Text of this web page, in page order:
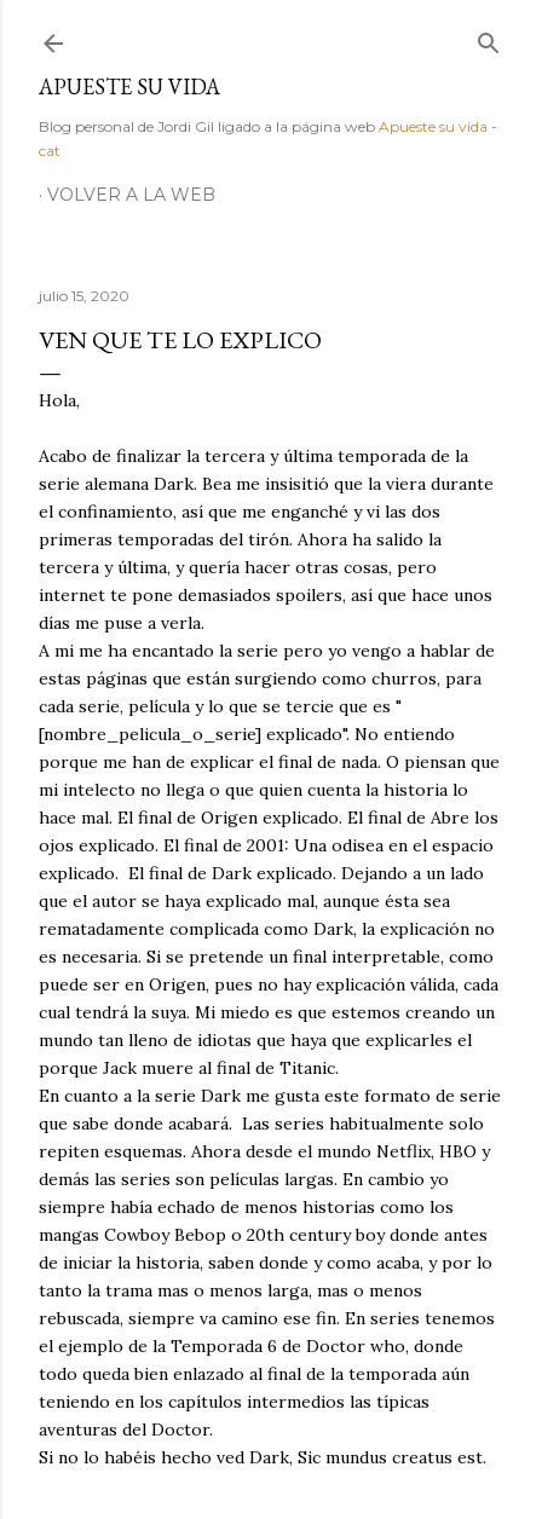
APUESTE SU VIDA
Blog personal de Jordi Gil ligado a la página web Apueste su vida -
cat
VOLVER A LA WEB
julio 15, 2020
VEN QUE TE LO EXPLICO
Hola,
Acabo de finalizar la tercera y última temporada de la
serie alemana Dark. Bea me insisitió que la viera durante
el confinamiento, así que me enganché y vi las dos
primeras temporadas del tirón. Ahora ha salido la
tercera y última, y quería hacer otras cosas, pero
internet te pone demasiados spoilers, así que hace unos
días me puse a verla.
A mi me ha encantado la serie pero yo vengo a hablar de
estas páginas que están surgiendo como churros, para
cada serie, película y lo que se tercie que es "
[nombre_pelicula_o_serie] explicado". No entiendo
porque me han de explicar el final de nada. O piensan que
mi intelecto no llega o que quien cuenta la historia lo
hace mal. El final de Origen explicado. El final de Abre los
ojos explicado. El final de 2001: Una odisea en el espacio
explicado. El final de Dark explicado. Dejando a un lado
que el autor se haya explicado mal, aunque ésta sea
rematadamente complicada como Dark, la explicación no
es necesaria. Si se pretende un final interpretable, como
puede ser en Origen, pues no hay explicación válida, cada
cual tendrá la suya. Mi miedo es que estemos creando un
mundo tan lleno de idiotas que haya que explicarles el
porque Jack muere al final de Titanic.
En cuanto a la serie Dark me gusta este formato de serie
que sabe donde acabará. Las series habitualmente solo
repiten esquemas. Ahora desde el mundo Netflix, HBO y
demás las series son películas largas. En cambio yo
siempre había echado de menos historias como los
mangas Cowboy Bebop o 20th century boy donde antes
de iniciar la historia, saben donde y como acaba, y por lo
tanto la trama mas o menos larga, mas o menos
rebuscada, siempre va camino ese fin. En series tenemos
el ejemplo de la Temporada 6 de Doctor who, donde
todo queda bien enlazado al final de la temporada aún
teniendo en los capítulos intermedios las típicas
aventuras del Doctor.
Si no lo habéis hecho ved Dark, Sic mundus creatus est.